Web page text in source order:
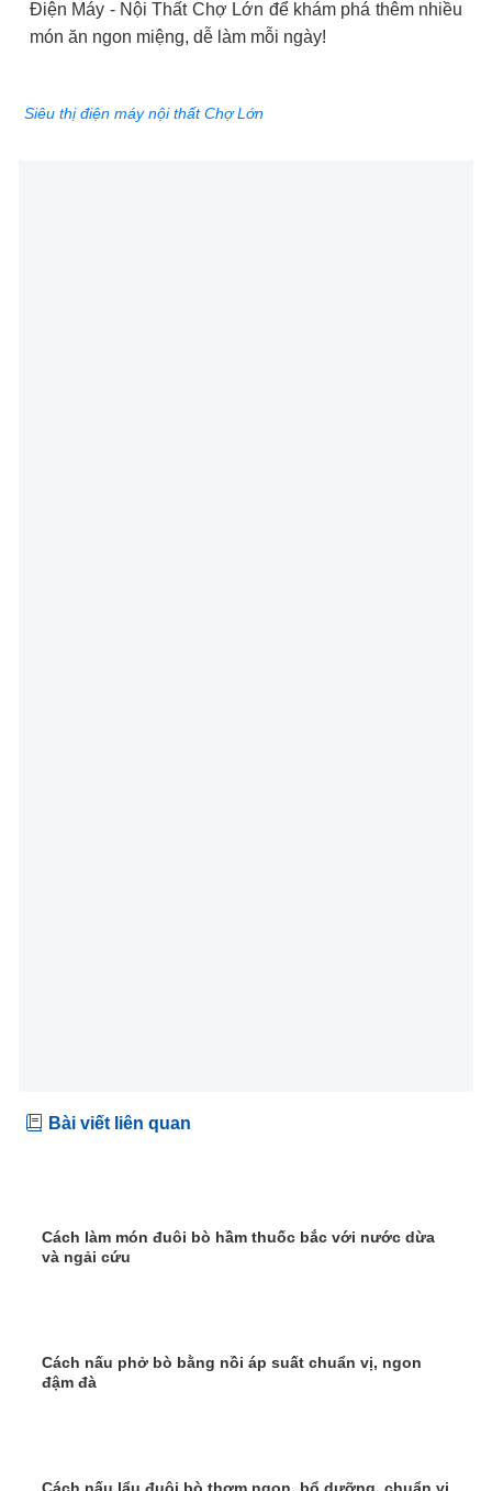
Điện Máy - Nội Thất Chợ Lớn để khám phá thêm nhiều
món ăn ngon miệng, dễ làm mỗi ngày!
Siêu thị điện máy nội thất Chợ Lớn
Bài viết liên quan
Cách làm món đuôi bò hầm thuốc bắc với nước dừa
và ngải cứu
Cách nấu phở bò bằng nồi áp suất chuẩn vị, ngon
đậm đà